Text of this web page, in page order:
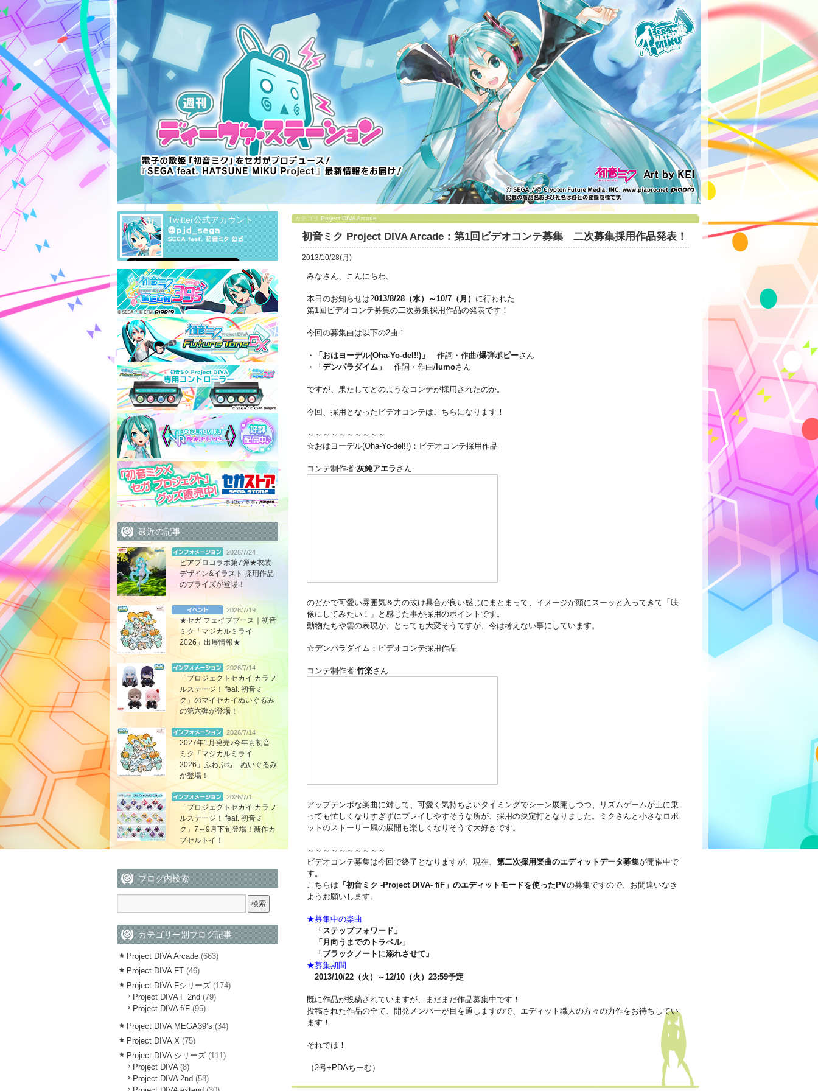
カテゴリ Project DIVA Arcade
初音ミク Project DIVA Arcade：第1回ビデオコンテ募集 二次募集採用作品発表！
2013/10/28(月)
みなさん、こんにちわ。
本日のお知らせは2013/8/28（水）～10/7（月） に行われた
第1回ビデオコンテ募集の二次募集採用作品の発表です！
今回の募集曲は以下の2曲！
・ 「おはヨーデル(Oha-Yo-del!!)」 作詞・作曲/爆弾ポピーさん
・
「デンパラダイム」 作詞・作曲/ lumoさん
ですが、果たしてどのようなコンテが採用されたのか。
今回、採用となったビデオコンテはこちらになります！
～～～～～～～～～～
☆おはヨーデル(Oha-Yo-del!!)：ビデオコンテ採用作品
コンテ制作者:灰純アエラさん
のどかで可愛い雰囲気＆力の抜け具合が良い感じにまとまって、イメージが頭にスーッと入ってきて「映
像にしてみたい！」と感じた事が採用のポイントです。
動物たちや雲の表現が、とっても大変そうですが、今は考えない事にしています。
☆デンパラダイム：ビデオコンテ採用作品
コンテ制作者:竹楽さん
アップテンポな楽曲に対して、可愛く気持ちよいタイミングでシーン展開しつつ、リズムゲームが上に乗
っても忙しくなりすぎずにプレイしやすそうな所が、採用の決定打となりました。ミクさんと小さなロボ
ットのストーリー風の展開も楽しくなりそうで大好きです。
～～～～～～～～～～
ビデオコンテ募集は今回で終了となりますが、現在、 第二次採用楽曲のエディットデータ募集が開催中で
す。
こちらは 「初音ミク -Project DIVA- f/F」のエディットモードを使ったPVの募集ですので、お間違いなき
ようお願いします。
★募集中の楽曲
「ステップフォワード」
「月向うまでのトラベル」
「ブラックノートに溺れさせて」
★募集期間
2013/10/22（火）～12/10（火）23:59予定
既に作品が投稿されていますが、まだまだ作品募集中です！
投稿された作品の全て、開発メンバーが目を通しますので、エディット職人の方々の力作をお待ちしてい
ます！
それでは！
（2号+PDAちーむ）
Twitter公式アカウント
最近の記事
2026/7/24
ピアプロコラボ第7弾★衣装
デザイン&イラスト 採用作品
のプライズが登場！
2026/7/19
★セガ フェイブブース｜初音
ミク「マジカルミライ
2026」出展情報★
2026/7/14
「プロジェクトセカイ カラフ
ルステージ！ feat. 初音ミ
ク」のマイセカイぬいぐるみ
の第六弾が登場！
2026/7/14
2027年1月発売♪今年も初音
ミク「マジカルミライ
2026」ふわぷち ぬいぐるみ
が登場！
2026/7/1
「プロジェクトセカイ カラフ
ルステージ！ feat. 初音ミ
ク」7～9月下旬登場！新作カ
プセルトイ！
ブログ内検索
カテゴリー別ブログ記事
Project DIVA Arcade (663)
Project DIVA FT (46)
Project DIVA Fシリーズ (174)
Project DIVA F 2nd (79)
Project DIVA f/F (95)
Project DIVA MEGA39’s (34)
Project DIVA X (75)
Project DIVA シリーズ (111)
Project DIVA(8)
Project DIVA 2nd (58)